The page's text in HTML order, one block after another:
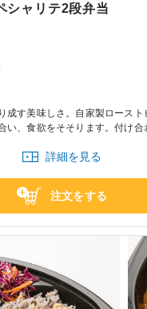
シャリテ2段弁当
成す美味しさ。自家製ロースト
い、食欲をそそります。付け合
彩りませんか。
詳細を見る
注文をする